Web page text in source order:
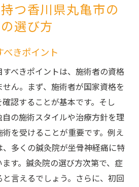
つ香川県丸亀市の
選び方
きポイント
べきポイントは、施術者の資格
ん。まず、施術者が国家資格を
認することが基本です。そし
の施術スタイルや治療方針を理
を受けることが重要です。例え
多くの鍼灸院が坐骨神経痛に特
す。鍼灸院の選び方次第で、症
言えるでしょう。さらに、初回